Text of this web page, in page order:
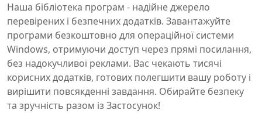
Наша бібліотека програм - надійне джерело
перевірених і безпечних додатків. Завантажуйте
програми безкоштовно для операційної системи
Windows, отримуючи доступ через прямі посилання,
без надокучливої реклами. Вас чекають тисячі
корисних додатків, готових полегшити вашу роботу і
вирішити повсякденні завдання. Обирайте безпеку
та зручність разом із Застосунок!